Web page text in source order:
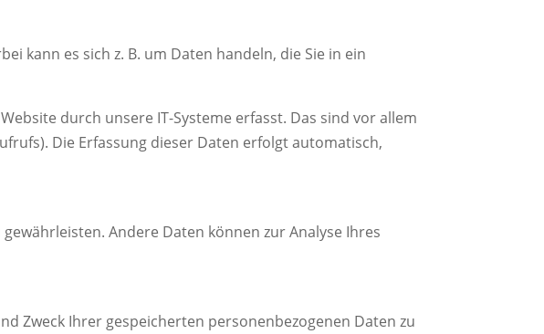
kann es sich z. B. um Daten handeln, die Sie in ein
durch unsere IT-Systeme erfasst. Das sind vor allem
Die Erfassung dieser Daten erfolgt automatisch,
Andere Daten können zur Analyse Ihres
Zweck Ihrer gespeicherten personenbezogenen Daten zu